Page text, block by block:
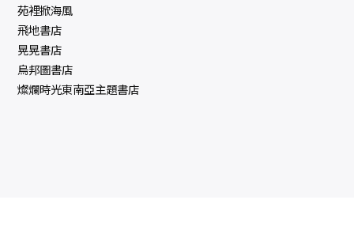
苑裡掀海風
飛地書店
晃晃書店
烏邦圖書店
燦爛時光東南亞主題書店